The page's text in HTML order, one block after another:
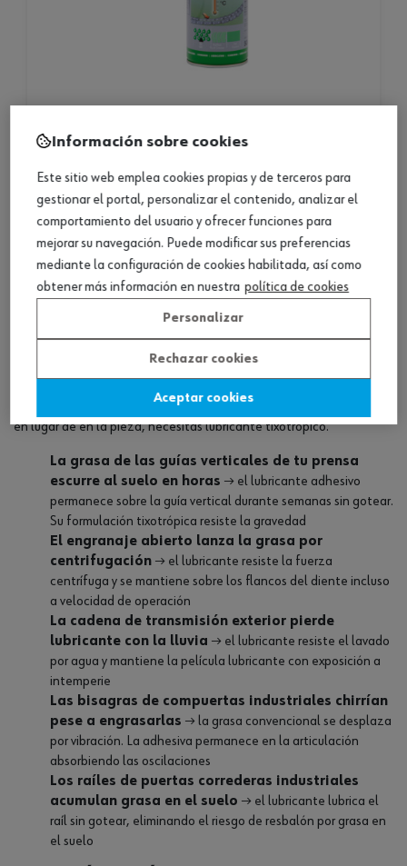
lubricante adhesivo, hhs 5000
lubricante adhesivo, hhs 5000
2 productos
Consultar versiones
¿La grasa adhesiva es para tu punto de engrase?
no permanece en el punto de lubricación: se escurre en vertical,
después de engrasar el mecanismo el lubricante termina en el suelo
en lugar de en la pieza, necesitas lubricante tixotrópico.
La grasa de las guías verticales de tu prensa
escurre al suelo en horas → el lubricante adhesivo
permanece sobre la guía vertical durante semanas sin gotear.
Su formulación tixotrópica resiste la gravedad
El engranaje abierto lanza la grasa por
centrifugación → el lubricante resiste la fuerza
centrífuga y se mantiene sobre los flancos del diente incluso
a velocidad de operación
La cadena de transmisión exterior pierde
lubricante con la lluvia → el lubricante resiste el lavado
por agua y mantiene la película lubricante con exposición a
intemperie
Las bisagras de compuertas industriales chirrían
pese a engrasarlas → la grasa convencional se desplaza
por vibración. La adhesiva permanece en la articulación
absorbiendo las oscilaciones
Los raíles de puertas correderas industriales
acumulan grasa en el suelo → el lubricante lubrica el
raíl sin gotear, eliminando el riesgo de resbalón por grasa en
el suelo
Información sobre cookies
Este sitio web emplea cookies propias y de terceros para
gestionar el portal, personalizar el contenido, analizar el
comportamiento del usuario y ofrecer funciones para
mejorar su navegación. Puede modificar sus preferencias
mediante la configuración de cookies habilitada, así como
obtener más información en nuestra política de cookies
Personalizar
Rechazar cookies
Aceptar cookies